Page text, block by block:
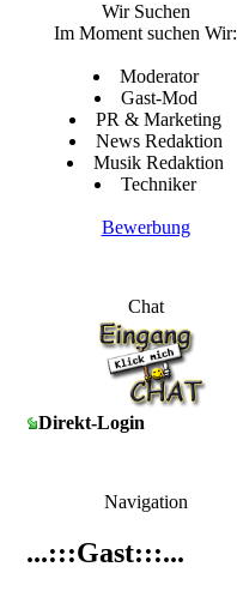
Wir Suchen
Im Moment suchen Wir:
Moderator
Gast-Mod
PR & Marketing
News Redaktion
Musik Redaktion
Techniker
Bewerbung
Chat
Direkt-Login
Navigation
...:::Gast:::...